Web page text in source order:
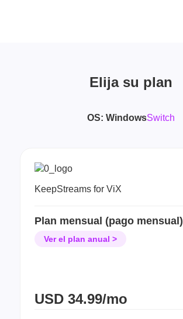
Elija su plan
OS: WindowsSwitch
KeepStreams for ViX
Plan mensual (pago mensual)
Ver el plan anual >
USD 34.99/mo